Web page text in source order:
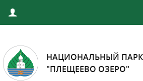
НАЦИОНАЛЬНЫЙ ПАРК
"ПЛЕЩЕЕВО ОЗЕРО"